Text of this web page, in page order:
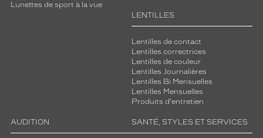
Lunettes de sport à la vue
LENTILLES
Lentilles de contact
Lentilles correctrices
Lentilles de couleur
Lentilles Journalières
Lentilles Bi Mensuelles
Lentilles Mensuelles
Produits d'entretien
AUDITION SANTÉ, STYLES ET SERVICES